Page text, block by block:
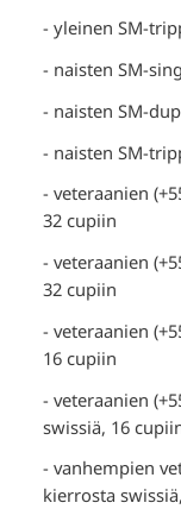
- yleinen SM-
- naisten SM-
- naisten SM-
- naisten SM-
- veteraanien
32 cupiin
- veteraanien
32 cupiin
- veteraanien
16 cupiin
- veteraanien
swissiä, 16
- vanhempien
kierrosta